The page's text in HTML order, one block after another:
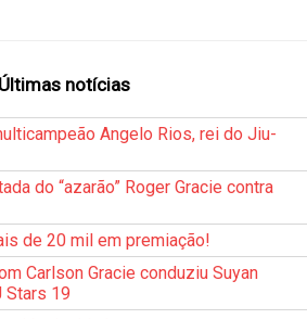
Últimas notícias
Angelo Rios, rei do Jiu-
do “azarão” Roger Gracie contra
de 20 mil em premiação!
Carlson Gracie conduziu Suyan
Stars 19